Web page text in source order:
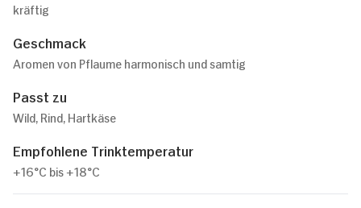
kräftig
Geschmack
Aromen von Pflaume harmonisch und samtig
Passt zu
Wild, Rind, Hartkäse
Empfohlene Trinktemperatur
+16°C bis +18°C